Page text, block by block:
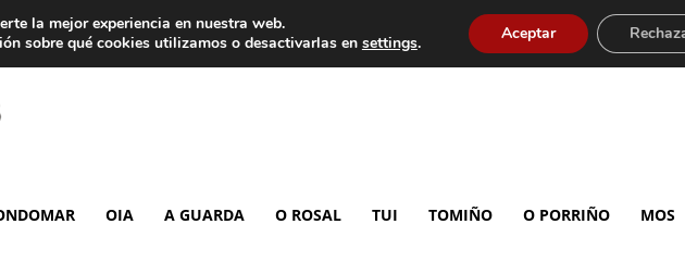
OIA A GUARDA O ROSAL TUI TOMIÑO O PORRIÑO MOS
la mejor experiencia en nuestra web.
sobre qué cookies utilizamos o desactivarlas en settings. Aceptar